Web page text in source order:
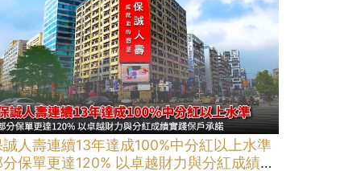
誠人壽連續13年達成100%中分紅以上水準
分保單更達120% 以卓越財力與分紅成績實